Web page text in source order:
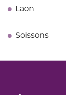
Laon
Soissons